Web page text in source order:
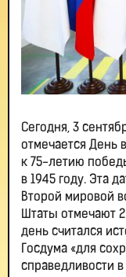
Сегодня, 3
отмечается День
к 75-летию
в 1945 году. Эта
Второй мировой
Штаты отмечают
день считался
Госдума «для
справедливости